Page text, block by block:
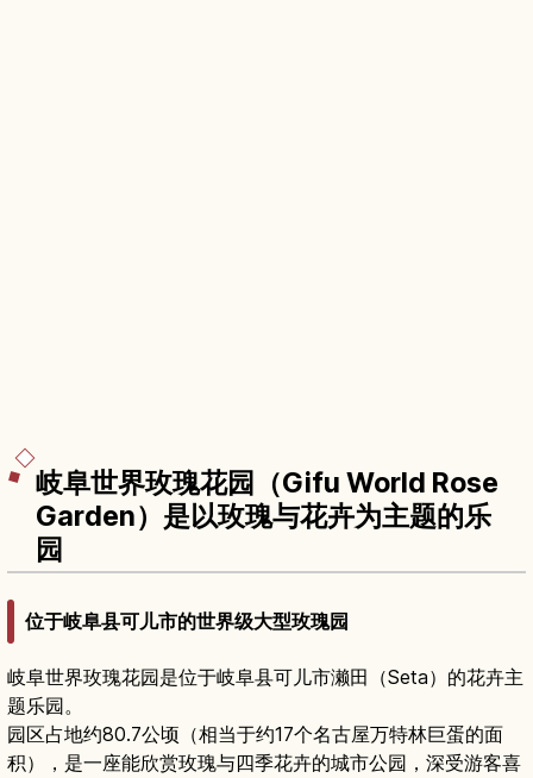
岐阜世界玫瑰花园（Gifu World Rose
Garden）是以玫瑰与花卉为主题的乐
园
位于岐阜县可儿市的世界级大型玫瑰园
岐阜世界玫瑰花园是位于岐阜县可儿市濑田（Seta）的花卉主
题乐园。
园区占地约80.7公顷（相当于约17个名古屋万特林巨蛋的面
积），是一座能欣赏玫瑰与四季花卉的城市公园，深受游客喜